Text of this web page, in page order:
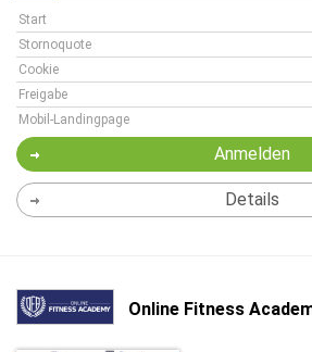
Start
Stornoquote
Cookie
Freigabe
Mobil-Landingpage
Anmelden
Details
Online Fitness